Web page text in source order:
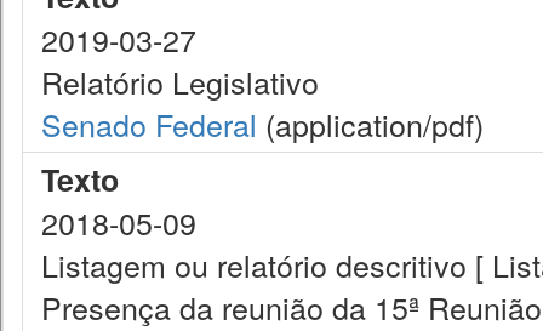
2019-03-27
Relatório Legislativo
Senado Federal (application/pdf)
Texto
2018-05-09
Listagem ou relatório descritivo [
Presença da reunião da 15ª